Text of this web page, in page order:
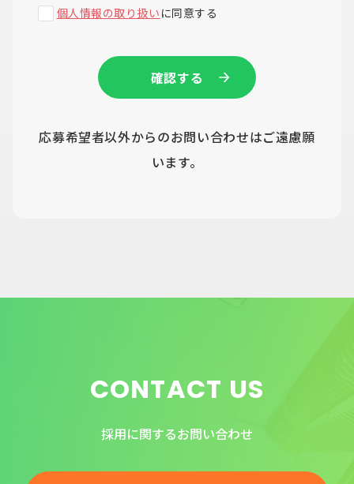
個人情報の取り扱い に同意する
応募希望者以外からのお問い合わせはご遠慮願
います。
CONTACT US
採用に関するお問い合わせ